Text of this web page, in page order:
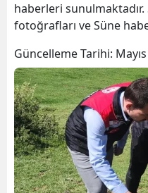
haberleri
fotoğrafları ve Süne
Güncelleme Tarihi: